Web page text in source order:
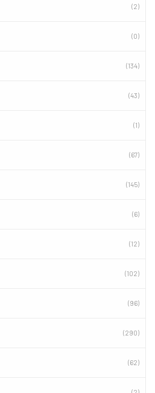
(2)
(0)
(134)
(43)
(1)
(67)
(145)
(6)
(12)
(102)
(96)
(290)
(62)